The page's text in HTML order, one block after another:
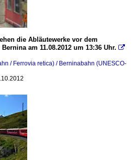
die Abläutewerke vor dem
am 11.08.2012 um 13:36 Uhr. 
/ Ferrovia retica) / Berninabahn (UNESCO-